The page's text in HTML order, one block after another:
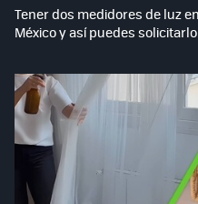
Tener dos medidores de luz
México y así puedes solicitarlo